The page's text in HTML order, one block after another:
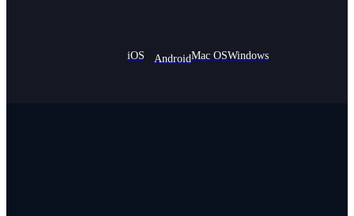
iOS AndroidMac OSWindows